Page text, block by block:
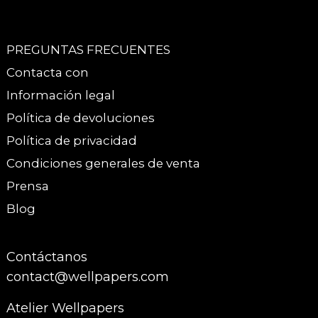
PREGUNTAS FRECUENTES
Contacta con
Información legal
Política de devoluciones
Política de privacidad
Condiciones generales de venta
Prensa
Blog
Contáctanos
contact@wellpapers.com
Atelier Wellpapers